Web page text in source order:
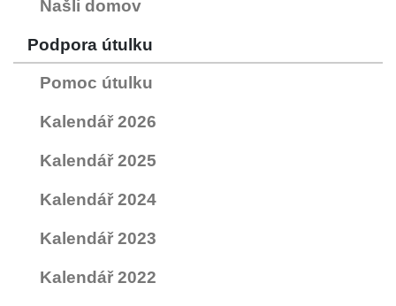
Našli domov
Podpora útulku
Pomoc útulku
Kalendář 2026
Kalendář 2025
Kalendář 2024
Kalendář 2023
Kalendář 2022